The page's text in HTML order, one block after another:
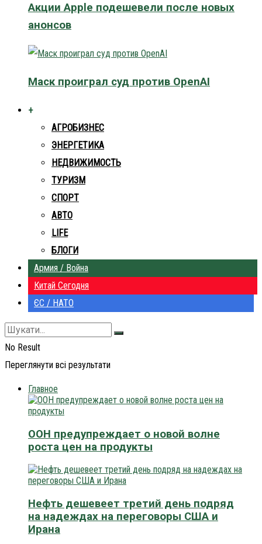
Акции Apple подешевели после новых
анонсов
Маск проиграл суд против OpenAI
+
АГРОБИЗНЕС
ЭНЕРГЕТИКА
НЕДВИЖИМОСТЬ
ТУРИЗМ
СПОРТ
АВТО
LIFE
БЛОГИ
Армия / Война
Китай Сегодня
ЄС / НАТО
No Result
Переглянути всі результати
Главное
ООН предупреждает о новой волне
роста цен на продукты
Нефть дешевеет третий день подряд
на надеждах на переговоры США и
Ирана